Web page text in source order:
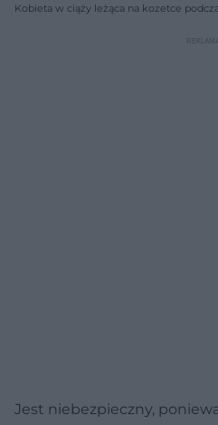
Kobieta w ciąży leżąca na kozetce
Zdrowie znajdziesz porady ekspertów
Jest niebezpieczny,